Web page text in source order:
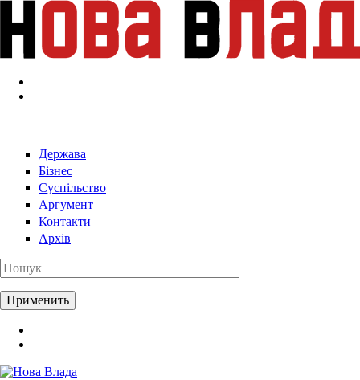
Перейти к основному содержанию
Держава
Бізнес
Суспільство
Аргумент
Контакти
Архів